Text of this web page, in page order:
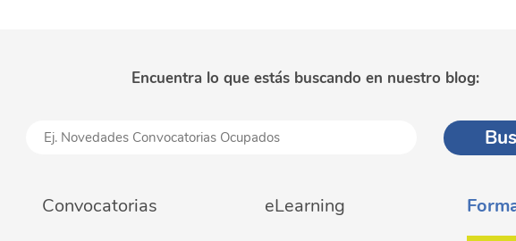
Encuentra lo que estás buscando en nuestro blog:
Convocatorias eLearning